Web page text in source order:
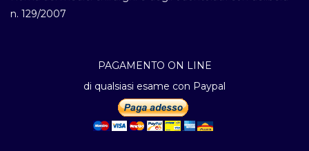
n. 129/2007
PAGAMENTO ON LINE
di qualsiasi esame con Paypal